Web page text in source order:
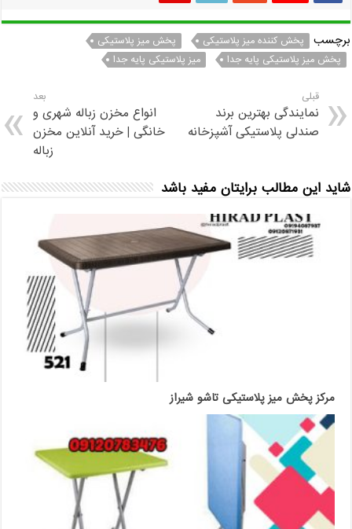
برچسب پخش کننده میز پلاستیکی
پخش میز پلاستیکی
پخش میز پلاستیکی پایه جدا
میز پلاستیکی پایه جدا
قبلی
نمایندگی بهترین برند
صندلی پلاستیکی آشپزخانه
بعد
انواع مخزن زباله شهری و
خانگی | خرید آنلاین مخزن
زباله
شاید این مطالب برایتان مفید باشد
مرکز پخش میز پلاستیکی تاشو شیراز